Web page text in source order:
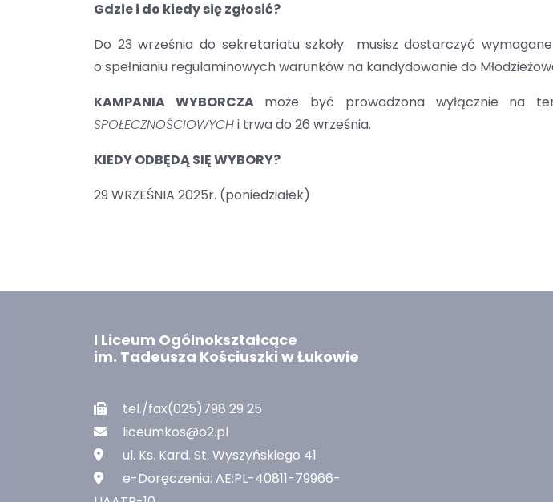
Gdzie i do kiedy się zgłosić?
Do 23 września do sekretariatu szkoły musisz dostarczyć
o spełnianiu regulaminowych warunków na kandydowanie do
KAMPANIA WYBORCZA może być prowadzona wyłącznie na
SPOŁECZNOŚCIOWYCHi trwa do 26 września.
KIEDY ODBĘDĄ SIĘ WYBORY?
29 WRZEŚNIA 2025r. (poniedziałek)
I Liceum Ogólnokształcące
im. Tadeusza Kościuszki w Łukowie
tel./fax(025)798 29 25
liceumkos@o2.pl
ul. Ks. Kard. St. Wyszyńskiego 41
e-Doręczenia: AE:PL-40811-79966-